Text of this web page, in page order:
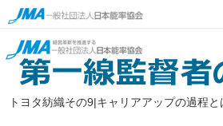
トヨタ紡織その9|キャリアアップの過程と